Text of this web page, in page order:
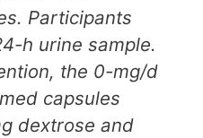
Participants
h urine sample.
the 0-mg/d
capsules
dextrose and